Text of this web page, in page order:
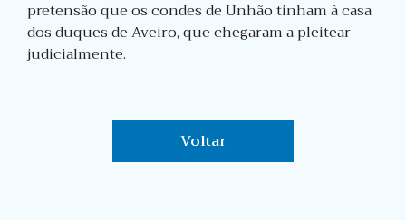
pretensão que os condes de Unhão tinham à casa
dos duques de Aveiro, que chegaram a pleitear
judicialmente.
Voltar